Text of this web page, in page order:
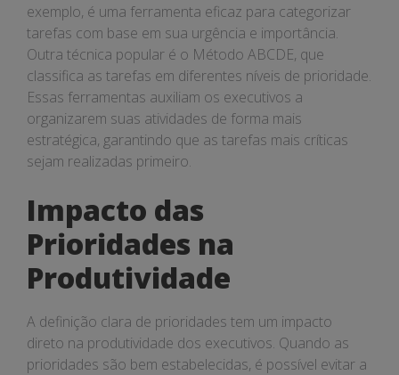
exemplo, é uma ferramenta eficaz para categorizar
tarefas com base em sua urgência e importância.
Outra técnica popular é o Método ABCDE, que
classifica as tarefas em diferentes níveis de prioridade.
Essas ferramentas auxiliam os executivos a
organizarem suas atividades de forma mais
estratégica, garantindo que as tarefas mais críticas
sejam realizadas primeiro.
Impacto das
Prioridades na
Produtividade
A definição clara de prioridades tem um impacto
direto na produtividade dos executivos. Quando as
prioridades são bem estabelecidas, é possível evitar a